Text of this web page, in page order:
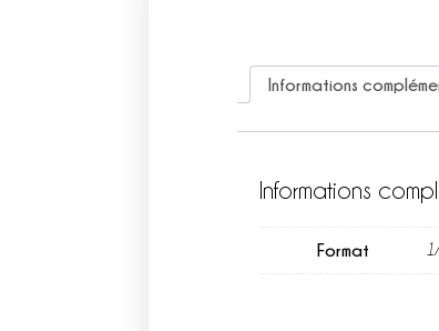
Informations
Informations
Format